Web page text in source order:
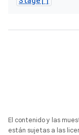
El contenido y las
están sujetas a las